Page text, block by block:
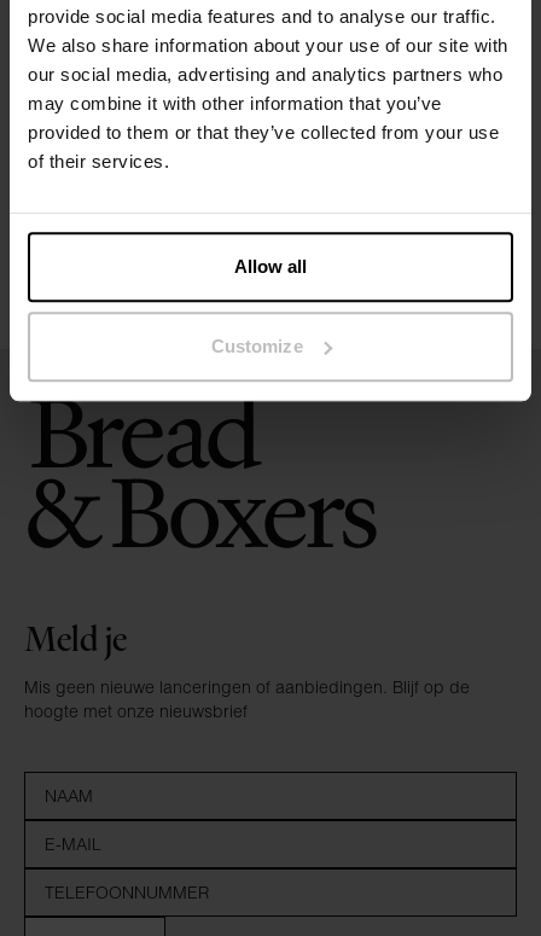
provide social media features and to analyse our traffic.
We also share information about your use of our site with
our social media, advertising and analytics partners who
may combine it with other information that you’ve
provided to them or that they’ve collected from your use
of their services.
Allow all
Customize
Specificatie
Maatgids
Meld je
Mis geen nieuwe lanceringen of aanbiedingen. Blijf op de
hoogte met onze nieuwsbrief